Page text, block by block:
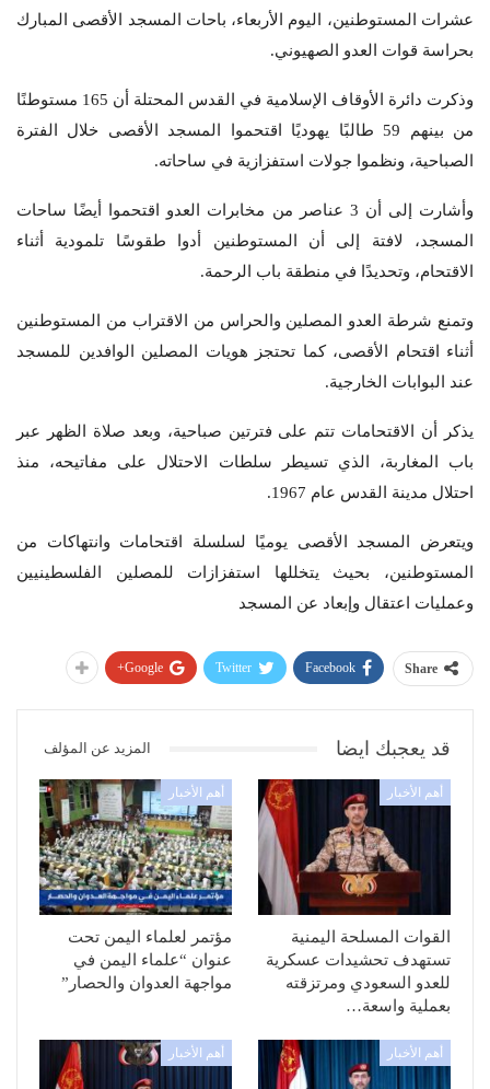
عشرات المستوطنين، اليوم الأربعاء، باحات المسجد الأقصى المبارك
بحراسة قوات العدو الصهيوني.
وذكرت دائرة الأوقاف الإسلامية في القدس المحتلة أن 165 مستوطنًا
من بينهم 59 طالبًا يهوديًا اقتحموا المسجد الأقصى خلال الفترة
الصباحية، ونظموا جولات استفزازية في ساحاته.
وأشارت إلى أن 3 عناصر من مخابرات العدو اقتحموا أيضًا ساحات
المسجد، لافتة إلى أن المستوطنين أدوا طقوسًا تلمودية أثناء
الاقتحام، وتحديدًا في منطقة باب الرحمة.
وتمنع شرطة العدو المصلين والحراس من الاقتراب من المستوطنين
أثناء اقتحام الأقصى، كما تحتجز هويات المصلين الوافدين للمسجد
عند البوابات الخارجية.
يذكر أن الاقتحامات تتم على فترتين صباحية، وبعد صلاة الظهر عبر
باب المغاربة، الذي تسيطر سلطات الاحتلال على مفاتيحه، منذ
احتلال مدينة القدس عام 1967
.
ويتعرض المسجد الأقصى يوميًا لسلسلة اقتحامات وانتهاكات من
المستوطنين، بحيث يتخللها استفزازات للمصلين الفلسطينيين
وعمليات اعتقال وإبعاد عن المسجد
Share
Facebook
Twitter
Google+
قد يعجبك ايضا المزيد عن المؤلف
أهم الأخبار
القوات المسلحة اليمنية
تستهدف تحشيدات عسكرية
للعدو السعودي ومرتزقته
بعملية واسعة…
أهم الأخبار
مؤتمر لعلماء اليمن تحت
عنوان “علماء اليمن في
مواجهة العدوان والحصار”
أهم الأخبار أهم الأخبار